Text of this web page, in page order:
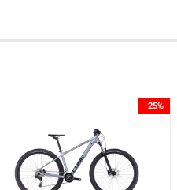
-25%